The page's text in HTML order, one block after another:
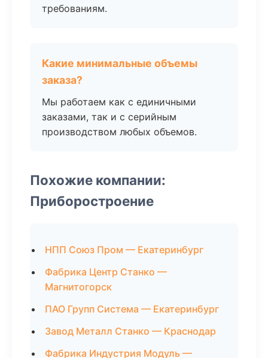
требованиям.
Какие минимальные объемы
заказа?
Мы работаем как с единичными
заказами, так и с серийным
производством любых объемов.
Похожие компании:
Приборостроение
НПП Союз Пром — Екатеринбург
Фабрика Центр Станко —
Магнитогорск
ПАО Групп Система — Екатеринбург
Завод Металл Станко — Краснодар
Фабрика Индустрия Модуль —